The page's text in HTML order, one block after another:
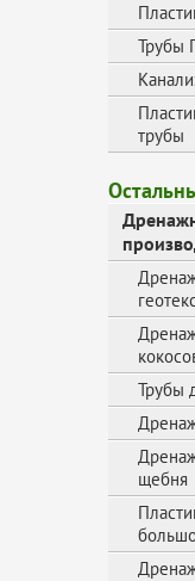
Трубы
трубы
Трубы
щебня